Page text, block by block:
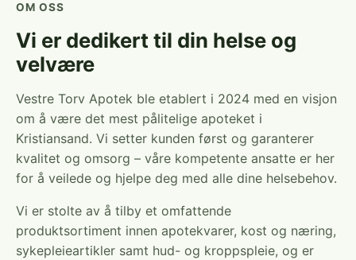
OM OSS
Vi er dedikert til din helse og
velvære
Vestre Torv Apotek ble etablert i 2024 med en visjon
om å være det mest pålitelige apoteket i
Kristiansand. Vi setter kunden først og garanterer
kvalitet og omsorg – våre kompetente ansatte er her
for å veilede og hjelpe deg med alle dine helsebehov.
Vi er stolte av å tilby et omfattende
produktsortiment innen apotekvarer, kost og næring,
sykepleieartikler samt hud- og kroppspleie, og er